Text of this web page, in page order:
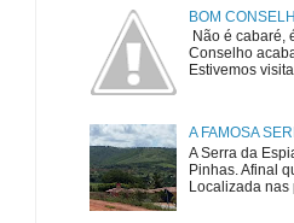
BOM
Não é cabaré,
Conselho
Estivemos
A FAMOSA
A Serra da
Pinhas. Afinal
Localizada nas